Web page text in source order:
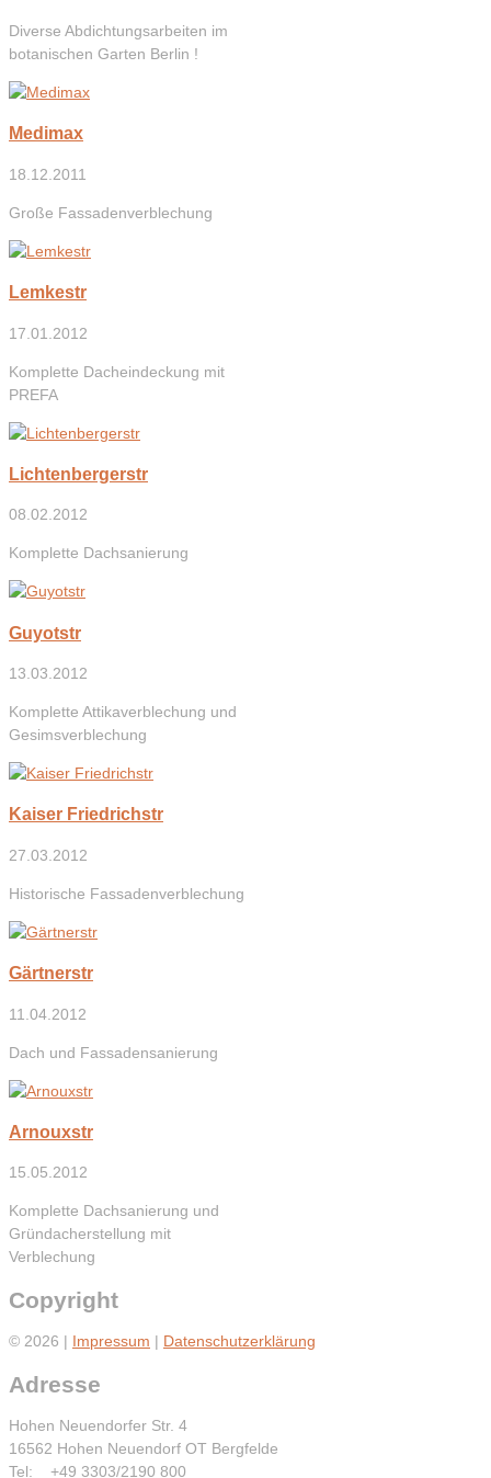
Diverse Abdichtungsarbeiten im
botanischen Garten Berlin !
Medimax
18.12.2011
Große Fassadenverblechung
Lemkestr
17.01.2012
Komplette Dacheindeckung mit
PREFA
Lichtenbergerstr
08.02.2012
Komplette Dachsanierung
Guyotstr
13.03.2012
Komplette Attikaverblechung und
Gesimsverblechung
Kaiser Friedrichstr
27.03.2012
Historische Fassadenverblechung
Gärtnerstr
11.04.2012
Dach und Fassadensanierung
Arnouxstr
15.05.2012
Komplette Dachsanierung und
Gründacherstellung mit
Verblechung
Copyright
© 2026 | Impressum | Datenschutzerklärung
Adresse
Hohen Neuendorfer Str. 4
16562 Hohen Neuendorf OT Bergfelde
Tel: +49 3303/2190 800